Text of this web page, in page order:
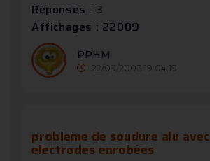
Réponses : 3
Affichages : 22009
PPHM
22/09/2003 19:04:19
probleme de soudure alu avec
electrodes enrobées